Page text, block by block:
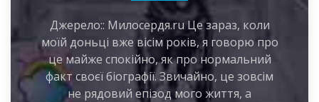
Джерело:: Милосердя.ru Це зараз, коли
моїй доньці вже вісім років, я говорю про
це майже спокійно, як про нормальний
факт своєї біографії. Звичайно, це зовсім
не рядовий епізод мого життя, а